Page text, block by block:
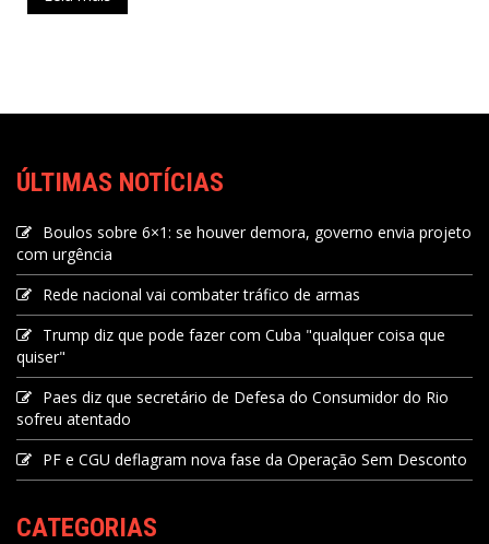
ÚLTIMAS NOTÍCIAS
Boulos sobre 6×1: se houver demora, governo envia projeto
com urgência
Rede nacional vai combater tráfico de armas
Trump diz que pode fazer com Cuba "qualquer coisa que
quiser"
Paes diz que secretário de Defesa do Consumidor do Rio
sofreu atentado
PF e CGU deflagram nova fase da Operação Sem Desconto
CATEGORIAS